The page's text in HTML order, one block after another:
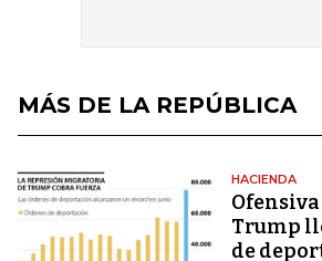
MÁS DE LA REPÚBLICA
HACIENDA
Trump
de